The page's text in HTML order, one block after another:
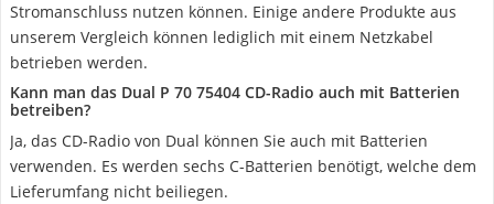
Stromanschluss nutzen können. Einige andere Produkte aus
unserem Vergleich können lediglich mit einem Netzkabel
betrieben werden.
Kann man das Dual P 70 75404 CD-Radio auch mit Batterien
betreiben?
Ja, das CD-Radio von Dual können Sie auch mit Batterien
verwenden. Es werden sechs C-Batterien benötigt, welche dem
Lieferumfang nicht beiliegen.